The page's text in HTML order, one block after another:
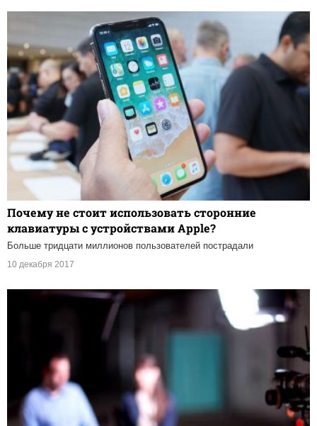
Почему не стоит использовать сторонние
клавиатуры с устройствами Apple?
Больше тридцати миллионов пользователей пострадали
10 декабря 2017